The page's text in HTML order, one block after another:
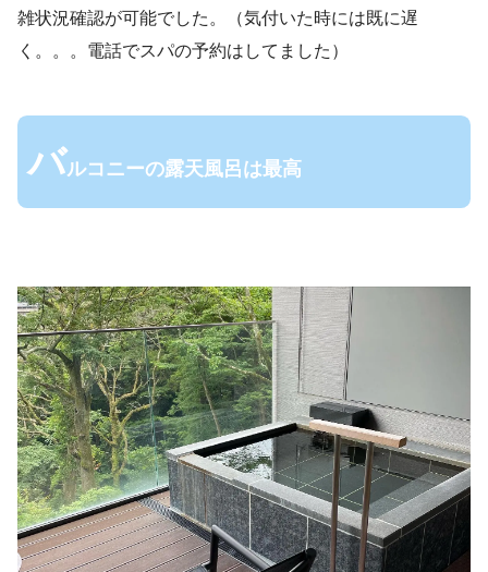
雑状況確認が可能でした。（気付いた時には既に遅
く。。。電話でスパの予約はしてました）
バルコニーの露天風呂は最高